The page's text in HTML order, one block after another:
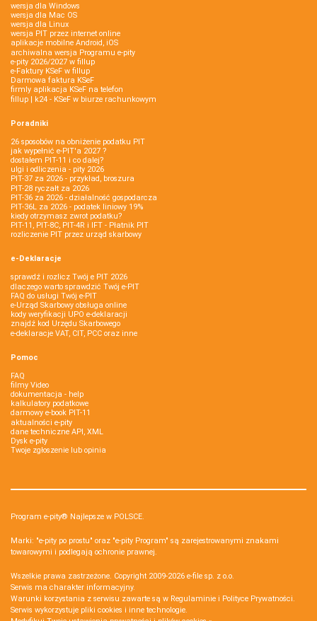
wersja dla Windows
wersja dla Mac OS
wersja dla Linux
wersja PIT przez internet online
aplikacje mobilne Android, iOS
archiwalna wersja Programu e-pity
e-pity 2026/2027 w fillup
e‑Faktury KSeF w fillup
Darmowa faktura KSeF
firmly aplikacja KSeF na telefon
fillup | k24 - KSeF w biurze rachunkowym
Poradniki
26 sposobów na obniżenie podatku PIT
jak wypełnić e-PIT'a 2027 ?
dostałem PIT-11 i co dalej?
ulgi i odliczenia - pity 2026
PIT-37 za 2026 - przykład, broszura
PIT-28 ryczałt za 2026
PIT-36 za 2026 - działalność gospodarcza
PIT-36L za 2026 - podatek liniowy 19%
kiedy otrzymasz zwrot podatku?
PIT-11, PIT-8C, PIT-4R i IFT - Płatnik PIT
rozliczenie PIT przez urząd skarbowy
e-Deklaracje
sprawdź i rozlicz Twój e PIT 2026
dlaczego warto sprawdzić Twój e-PIT
FAQ do usługi Twój e-PIT
e-Urząd Skarbowy obsługa online
kody weryfikacji UPO e-deklaracji
znajdź kod Urzędu Skarbowego
e-deklaracje VAT, CIT, PCC oraz inne
Pomoc
FAQ
filmy Video
dokumentacja - help
kalkulatory podatkowe
darmowy e-book PIT-11
aktualności e-pity
dane techniczne API, XML
Dysk e-pity
Twoje zgłoszenie lub opinia
Program e-pity® Najlepsze w POLSCE.
Marki: "e-pity po prostu" oraz "e-pity Program" są zarejestrowanymi znakami
towarowymi i podlegają ochronie prawnej.
Wszelkie prawa zastrzeżone. Copyright 2009-2026 e-file sp. z o.o.
Serwis ma charakter informacyjny.
Warunki korzystania z serwisu zawarte są w Regulaminie i Polityce Prywatności.
Serwis wykorzystuje pliki cookies i inne technologie.